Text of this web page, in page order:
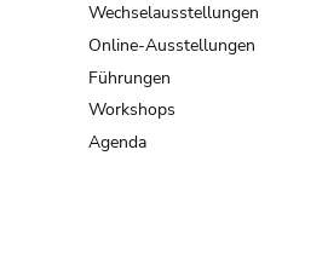
Wechselausstellungen
Online-Ausstellungen
Führungen
Workshops
Agenda